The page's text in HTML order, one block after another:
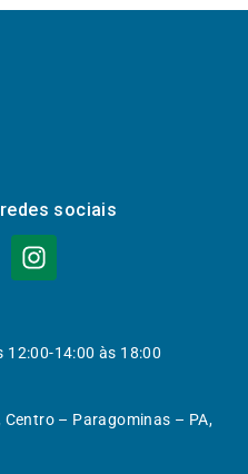
sociais
12:00-14:00 às 18:00
Centro – Paragominas – PA,